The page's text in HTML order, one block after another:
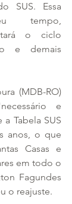
SUS. Essa
tempo,
o ciclo
e demais
(MDB-RO)
e
Tabela SUS
anos, o que
Casas e
em todo o
Fagundes
o reajuste.